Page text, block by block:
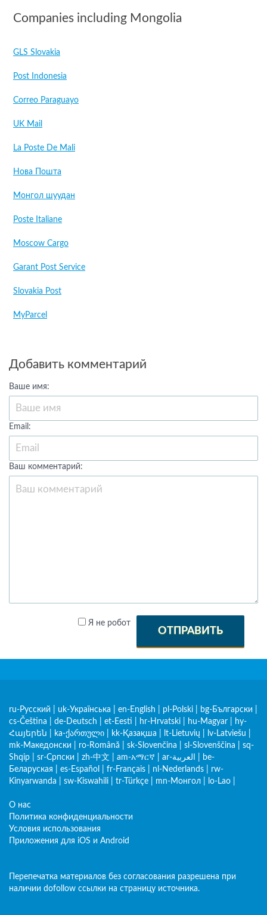
Companies including Mongolia
GLS Slovakia
Post Indonesia
Correo Paraguayo
UK Mail
La Poste De Mali
Нова Пошта
Монгол шуудан
Poste Italiane
Moscow Cargo
Garant Post Service
Slovakia Post
MyParcel
Добавить комментарий
Ваше имя:
Email:
Ваш комментарий:
Я не робот
ОТПРАВИТЬ
ru-Русский uk-Українська en-English pl-Polski bg-Български
cs-Čeština
de-Deutsch et-Eesti hr-Hrvatski hu-Magyar
hy-
Հայերեն
ka-ქართული kk-Қазақша lt-Lietuvių lv-Latviešu
mk-Македонски
ro-Română sk-Slovenčina sl-Slovenščina
sq-
Shqip
sr-Српски zh-中文 am-አማርኛ ar-العربية
be-
Беларуская
es-Español fr-Français nl-Nederlands
rw-
Kinyarwanda
sw-Kiswahili tr-Türkçe mn-Монгол lo-Lao
О нас
Политика конфиденциальности
Условия использования
Приложения для iOS и Android
Перепечатка материалов без согласования разрешена при
наличии dofollow ссылки на страницу источника.